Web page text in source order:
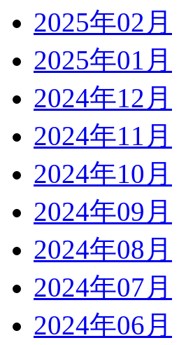
2025年02月
2025年01月
2024年12月
2024年11月
2024年10月
2024年09月
2024年08月
2024年07月
2024年06月